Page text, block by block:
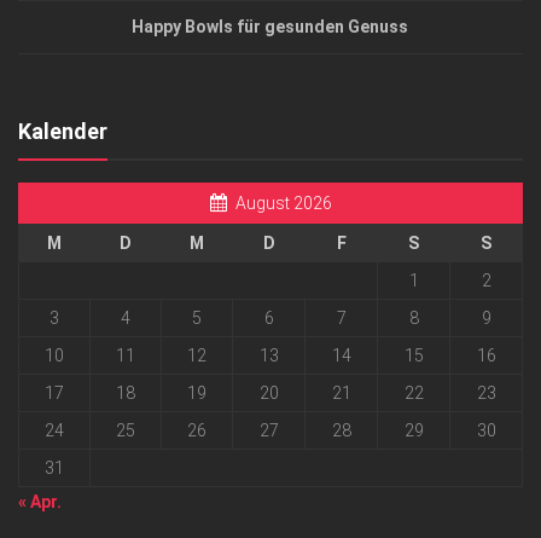
Happy Bowls für gesunden Genuss
Kalender
August 2026
M D M D F S
S
1
2
3
4 5 6 7 8
9
10
11 12 13 14 15
16
17
18 19 20 21 22
23
24
25 26 27 28 29
30
31
« Apr.